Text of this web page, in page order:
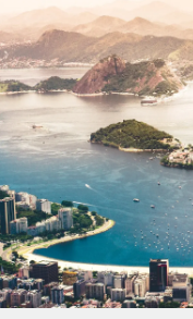
Zzp'ers
PEO
Ingewikkelde
INFRASTRUCTUUR
Remote
HR naadloos in
Platform
Ingebouwde
GROEIFASE
Start-ups
Flexibele global
bedrijven
Mid-market
Teams
Enterprise
Global HR voor
Ontdek valuta-
internationale
LEREN MET
Onderzoek en
Casestudy's
HR-woordenlijst
Checklists en
Nederlands
Français
Deutsch
Español
Italiano
Português (Portugal)